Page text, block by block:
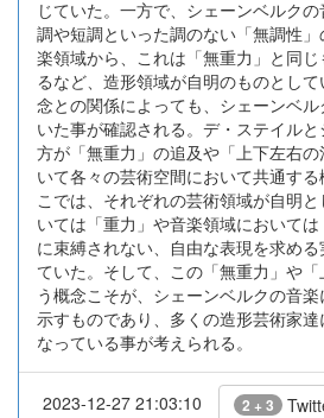
じていた。一方で、シェーンベルク
調や短調といった調のない「無調性
楽領域から、これは「無重力」と同
るなど、造形領域が自明のものとし
念との関係によっても、シェーンベ
いた事が確認される。デ・ステイル
方が「無重力」の追及や「上下左右
いて各々の芸術空間において共通す
こでは、それぞれの芸術領域が自明
いては「重力」や音楽領域において
に束縛されない、自由な表現を求め
ていた。そして、この「無重力」や
う概念こそが、シェーンベルクの音
示すものであり、多くの造形芸術家
なっている事が考えられる。
2023-12-27 21:03:10 2 + 3